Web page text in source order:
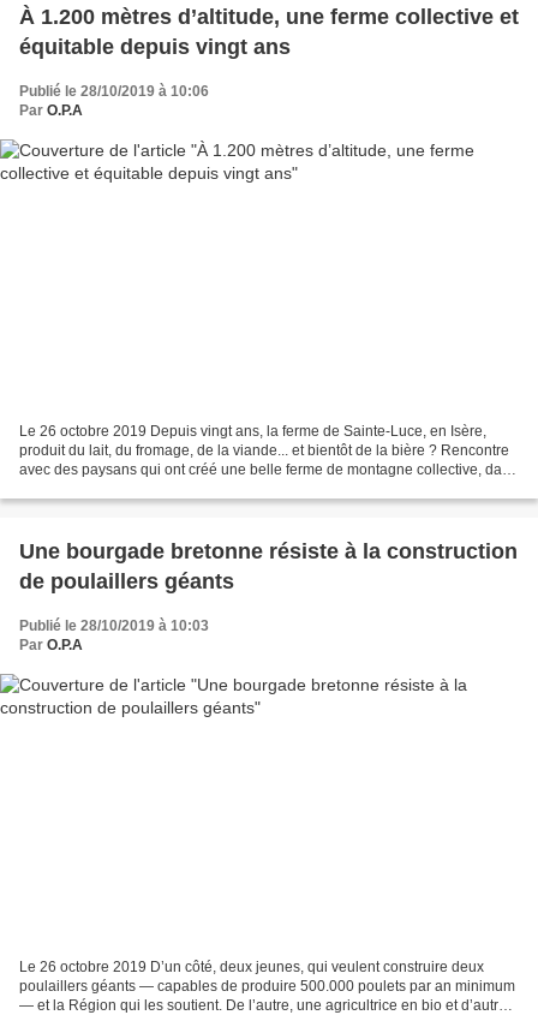
À 1.200 mètres d’altitude, une ferme collective et
équitable depuis vingt ans
Publié le 28/10/2019 à 10:06
Par O.P.A
Le 26 octobre 2019 Depuis vingt ans, la ferme de Sainte-Luce, en Isère,
produit du lait, du fromage, de la viande... et bientôt de la bière ? Rencontre
avec des paysans qui ont créé une belle ferme de montagne collective, dans
Une bourgade bretonne résiste à la construction
de poulaillers géants
Publié le 28/10/2019 à 10:03
Par O.P.A
Le 26 octobre 2019 D’un côté, deux jeunes, qui veulent construire deux
poulaillers géants — capables de produire 500.000 poulets par an minimum
— et la Région qui les soutient. De l’autre, une agricultrice en bio et d’autres